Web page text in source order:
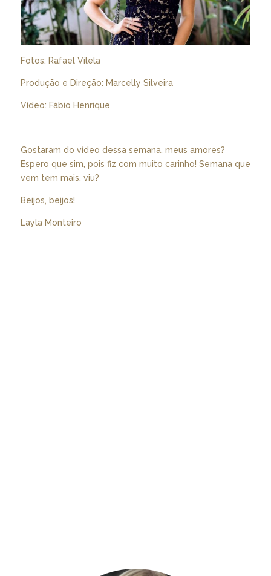
Fotos: Rafael Vilela
Produção e Direção: Marcelly Silveira
Vídeo: Fábio Henrique
Gostaram do vídeo dessa semana, meus amores?
Espero que sim, pois fiz com muito carinho! Semana que
vem tem mais, viu?
Beijos, beijos!
Layla Monteiro